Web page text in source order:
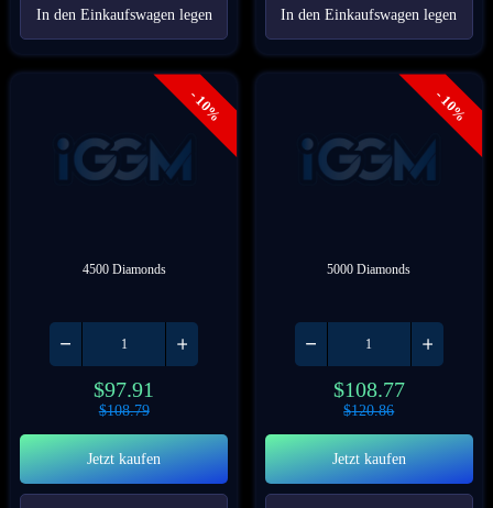
In den Einkaufswagen legen In den Einkaufswagen legen
- 10%
4500 Diamonds
$97.91
$108.79
Jetzt kaufen
- 10%
5000 Diamonds
$108.77
$120.86
Jetzt kaufen